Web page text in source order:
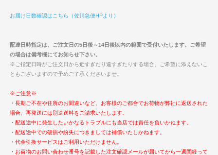
お届け日数確認はこちら（佐川急便HPより）
配達日時指定は、ご注文日の5日後～14日後以内の範囲で受付いたします。ご希望
の場合は備考欄にてお知らせ下さい。
※ご指定日時がご注文日から近すぎたり遠すぎたりする場合、ご希望に添えないこ
ともございますので予めご了承くださいませ。
※ご注意※
・長期ご不在や住所のお間違いなど、お客様のご都合でお荷物が弊社に返送された
場合、再発送には別途送料をご請求いたします。
・配送途中に発生したいかなるトラブルにも当店では責任を負いかねます。
・配送途中での破損や紛失につきましては補償いたしかねます。
・代金引換サービスはご利用いただけません。
・お荷物のお問い合わせ番号を記載した注文確認メールが届いてから一週間経って